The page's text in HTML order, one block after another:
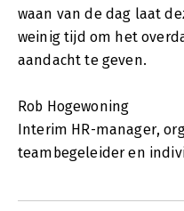
waan van de dag laat
weinig tijd om het
aandacht te geven.
Rob Hogewoning
Interim HR-manager,
teambegeleider en